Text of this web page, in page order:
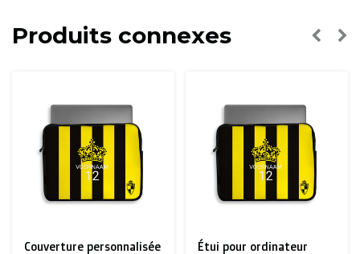
Produits connexes
Couverture personnalisée
Étui pour ordinateur